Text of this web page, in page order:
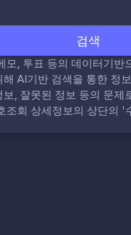
검색
, 투표 등의 데이터기반
AI기반 검색을 통한 정
, 잘못된 정보 등의 문제
조회 상세정보의 상단의 '